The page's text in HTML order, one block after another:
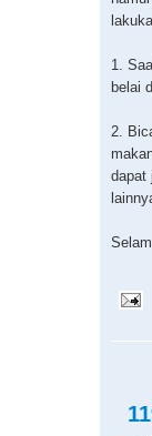
1.
belai
2.
dapat